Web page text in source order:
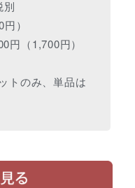
別
）
（1,700円）
トのみ、単品は